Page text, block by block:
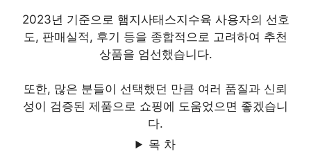
2023년 기준으로 햄지사태스지수육 사용자의 선호
도, 판매실적, 후기 등을 종합적으로 고려하여 추천
상품을 엄선했습니다.
또한, 많은 분들이 선택했던 만큼 여러 품질과 신뢰
성이 검증된 제품으로 쇼핑에 도움었으면 좋겠습니
다.
목 차